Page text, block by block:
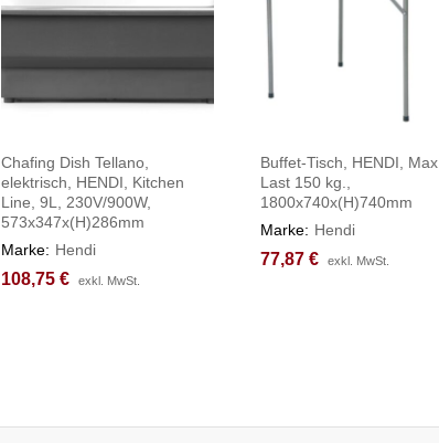
Chafing Dish Tellano,
elektrisch, HENDI, Kitchen
Line, 9L, 230V/900W,
573x347x(H)286mm
Marke: Hendi
108,75 € exkl. MwSt.
108,75 € exkl. MwSt.
Buffet-Tisch, HENDI, Max.
Last 150 kg.,
1800x740x(H)740mm
Marke: Hendi
77,87 € exkl. MwSt.
77,87 € exkl. MwSt.